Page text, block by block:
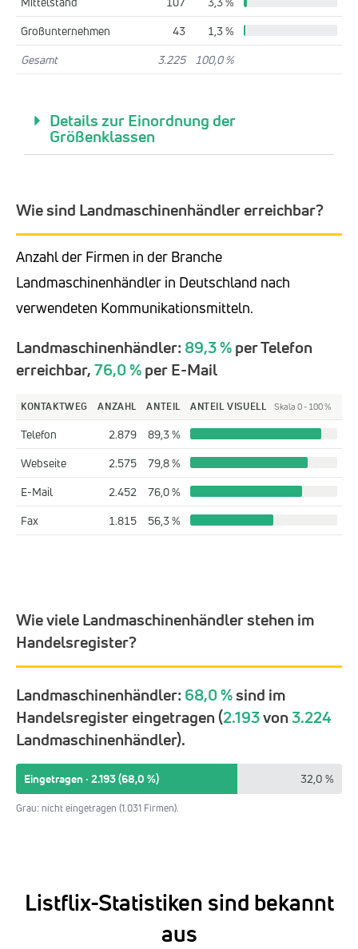
Großunternehmen
43
1,3 %
Gesamt
3.225 100,0 %
Details zur Einordnung der
Größenklassen
Wie sind Landmaschinenhändler erreichbar?
Anzahl der Firmen in der Branche
Landmaschinenhändler in Deutschland nach
verwendeten Kommunikationsmitteln.
Landmaschinenhändler: 89,3 %per Telefon
erreichbar,76,0 %per E-Mail
KONTAKTWEG ANZAHL ANTEIL ANTEIL VISUELL Skala 0 - 100 %
Telefon 2.879
89,3 %
Webseite
2.575
79,8 %
E-Mail
2.452
76,0 %
Fax
1.815 56,3 %
Wie viele Landmaschinenhändler stehen im
Handelsregister?
Landmaschinenhändler: 68,0 %sind im
Handelsregister eingetragen (2.193von3.224
Landmaschinenhändler).
Eingetragen · 2.193 (68,0 %) 32,0 %
Grau: nicht eingetragen (1.031 Firmen).
Listflix-Statistiken sind bekannt
aus